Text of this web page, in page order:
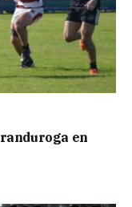
en